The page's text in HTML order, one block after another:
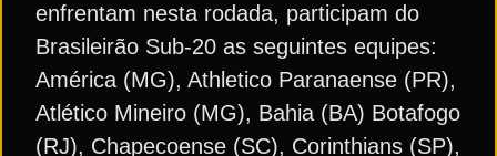
enfrentam nesta rodada, participam do
Brasileirão Sub-20 as seguintes equipes:
América (MG), Athletico Paranaense (PR),
Atlético Mineiro (MG), Bahia (BA) Botafogo
(RJ), Chapecoense (SC), Corinthians (SP),